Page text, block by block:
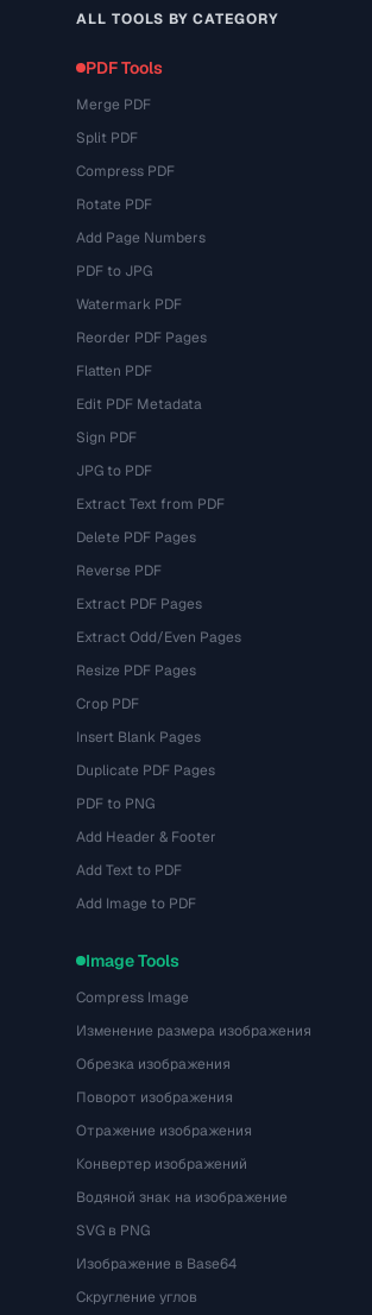
ALL TOOLS BY CATEGORY
PDF Tools
Merge PDF
Split PDF
Compress PDF
Rotate PDF
Add Page Numbers
PDF to JPG
Watermark PDF
Reorder PDF Pages
Flatten PDF
Edit PDF Metadata
Sign PDF
JPG to PDF
Extract Text from PDF
Delete PDF Pages
Reverse PDF
Extract PDF Pages
Extract Odd/Even Pages
Resize PDF Pages
Crop PDF
Insert Blank Pages
Duplicate PDF Pages
PDF to PNG
Add Header & Footer
Add Text to PDF
Add Image to PDF
Image Tools
Compress Image
Изменение размера изображения
Обрезка изображения
Поворот изображения
Отражение изображения
Конвертер изображений
Водяной знак на изображение
SVG в PNG
Изображение в Base64
Скругление углов